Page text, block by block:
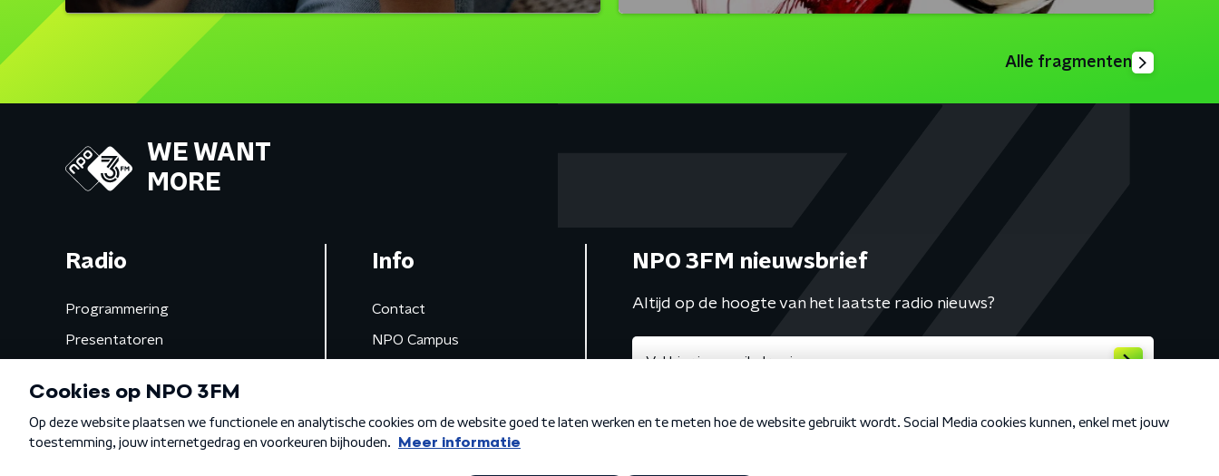
Alle fragmenten
WE WANT
MORE
Radio
Programmering
Presentatoren
Gemist
Info
Contact
NPO Campus
NPO 3FM nieuwsbrief
Altijd op de hoogte van het laatste radio nieuws?
Algemene voorwaarden Privacybeleid